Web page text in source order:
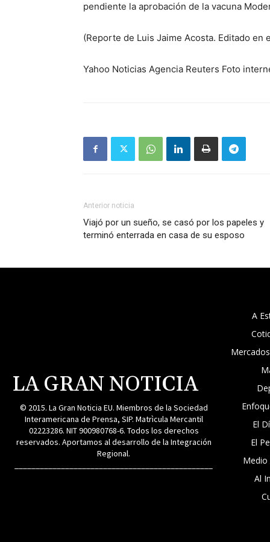
pendiente la aprobación de la vacuna
(Reporte de Luis Jaime Acosta. Editado en
Yahoo Noticias Agencia Reuters Foto
Anterior noticia
Viajó por un sueño, se casó por los papeles y
terminó enterrada en casa de su esposo
LA GRAN NOTICIA
© 2015. La Gran Noticia EU. Miembros de la Sociedad
Interamericana de Prensa, SIP. Matrìcula Mercantil
02223286. NIT 900980768-6. Todos los derechos
reservados. Aportamos al desarrollo de la Integración
Regional.
A
El
El
Medio
Al